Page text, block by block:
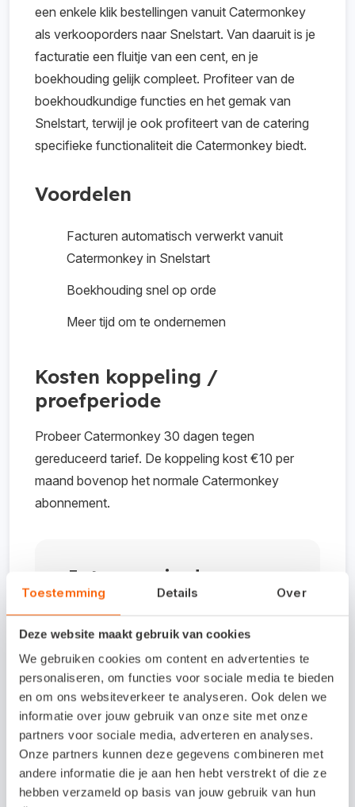
Toestemming Details Over
Deze website maakt gebruik van cookies
We gebruiken cookies om content en advertenties te
personaliseren, om functies voor sociale media te bieden
en om ons websiteverkeer te analyseren. Ook delen we
informatie over jouw gebruik van onze site met onze
partners voor sociale media, adverteren en analyses.
Onze partners kunnen deze gegevens combineren met
andere informatie die je aan hen hebt verstrekt of die ze
hebben verzameld op basis van jouw gebruik van hun
een enkele klik bestellingen vanuit Catermonkey
als verkooporders naar Snelstart. Van daaruit is je
facturatie een fluitje van een cent, en je
boekhouding gelijk compleet. Profiteer van de
boekhoudkundige functies en het gemak van
Snelstart, terwijl je ook profiteert van de catering
specifieke functionaliteit die Catermonkey biedt.
Voordelen
Facturen automatisch verwerkt vanuit
Catermonkey in Snelstart
Boekhouding snel op orde
Meer tijd om te ondernemen
Kosten koppeling /
proefperiode
Probeer Catermonkey 30 dagen tegen
gereduceerd tarief. De koppeling kost €10 per
maand bovenop het normale Catermonkey
abonnement.
Interesse in deze
koppeling?
In de software van Catermonkey
maak je de koppeling. Ga naar de
instellingenpagina en kies
'Koppelingen en Integraties'. Daar zie
je Snelstart staan. Vervolgens klik je
simpelweg op de knop 'koppel met
Snelstart', en volg je de instructies. Bij
problemen of vragen kun je chatten,